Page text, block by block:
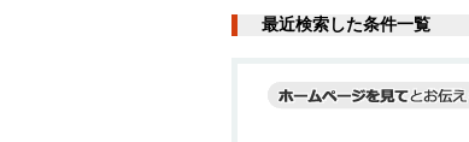
最近検索した条件一覧